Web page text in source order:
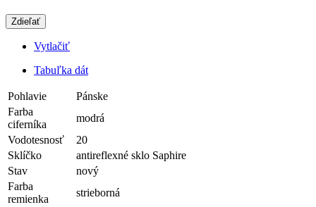
Zdieľať
Vytlačiť
Tabuľka dát
Pohlavie
Pánske
Farba
ciferníka
modrá
Vodotesnosť
20
Sklíčko
antireflexné sklo Saphire
Stav
nový
Farba
remienka
strieborná